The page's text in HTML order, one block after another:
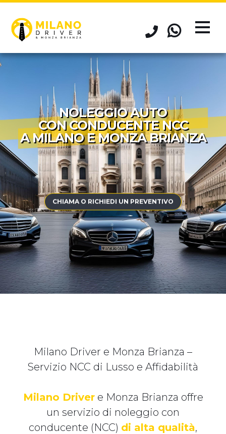
NOLEGGIO AUTO
CON CONDUCENTE NCC
A MILANO E MONZA BRIANZA
CHIAMA O RICHIEDI UN PREVENTIVO
Milano Driver e Monza Brianza –
Servizio NCC di Lusso e Affidabilità
Milano Drivere Monza Brianza offre
un servizio di noleggio con
conducente (NCC) di alta qualità,